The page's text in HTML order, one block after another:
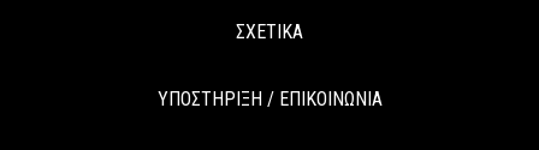
ΣΧΕΤΙΚΑ
ΥΠΟΣΤΗΡΙΞΗ / ΕΠΙΚΟΙΝΩΝΙΑ